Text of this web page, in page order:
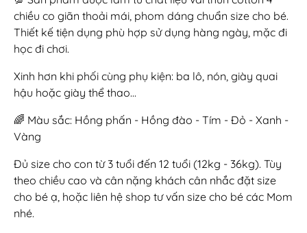
chiều co giãn thoải mái, phom dáng chuẩn size cho bé.
Thiết kế tiện dụng phù hợp sử dụng hàng ngày, mặc đi
học đi chơi.
Xinh hơn khi phối cùng phụ kiện: ba lô, nón, giày quai
hậu hoặc giày thể thao...
🌈 Màu sắc: Hồng phấn - Hồng đào - Tím - Đỏ - Xanh -
Vàng
Đủ size cho con từ 3 tuổi đến 12 tuổi (12kg - 36kg). Tùy
theo chiều cao và cân nặng khách cân nhắc đặt size
cho bé ạ, hoặc liên hệ shop tư vấn size cho bé các Mom
nhé.